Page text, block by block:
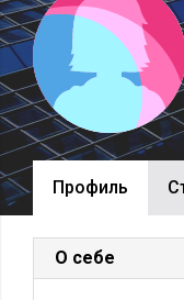
Профиль
О себе